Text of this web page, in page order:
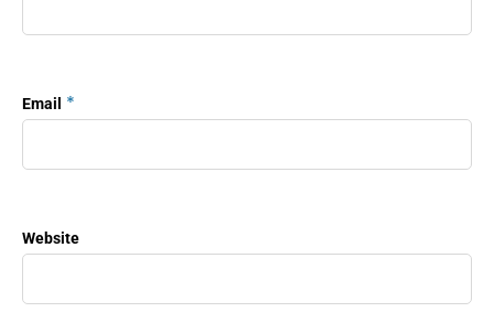
Email *
Website